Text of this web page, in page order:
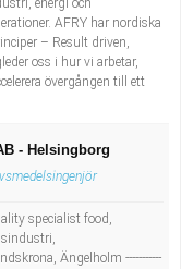
energi och
AFRY har nordiska
– Result driven,
oss i hur vi arbetar,
övergången till ett
- Helsingborg
specialist food,
Ängelholm -----------